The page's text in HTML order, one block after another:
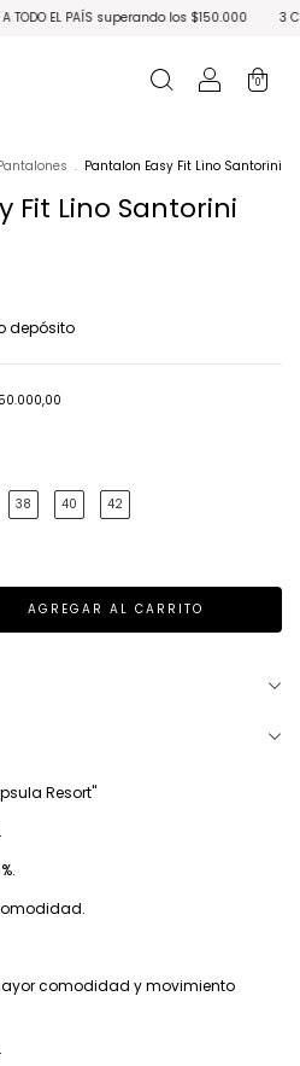
superando los $150.000 3 CUOTAS SIN
0
. Pantalon Easy Fit Lino Santorini
Fit Lino Santorini
depósito
38 40 42
Resort"
comodidad y movimiento